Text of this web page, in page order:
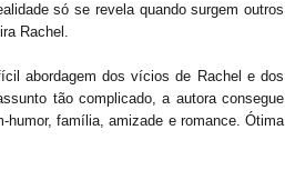
só se revela quando surgem outros
Rachel.
abordagem dos vícios de Rachel e dos
tão complicado, a autora consegue
humor, família, amizade e romance. Ótima